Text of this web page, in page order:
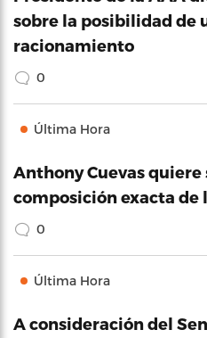
sobre la posibilidad de
racionamiento
0
Última Hora
Anthony Cuevas quiere
composición exacta de
0
Última Hora
A consideración del